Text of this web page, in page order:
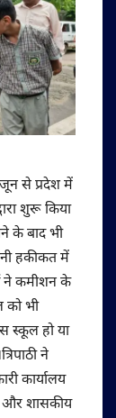
जून से प्रदेश में
शुरू किया
के बाद भी
हकीकत में
ने कमीशन के
को भी
स्कूल हो या
ने
कार्यालय
और शासकीय